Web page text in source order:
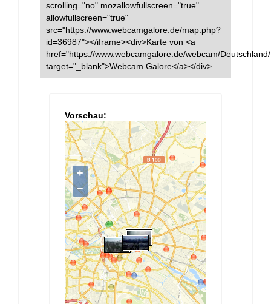
scrolling="no" mozallowfullscreen="true"
allowfullscreen="true"
src="https://www.webcamgalore.de/map.php?
id=36987"></iframe><div>Karte von <a
href="https://www.webcamgalore.de/webcam/
target="_blank">Webcam Galore</a></div>
Vorschau: